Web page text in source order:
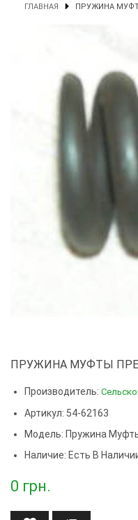
ГЛАВНАЯ ПРУЖИНА
ПРУЖИНА МУФТЫ
Производитель:
Артикул: 54-62163
Модель: Пружина
Наличие: Есть В
0 грн.